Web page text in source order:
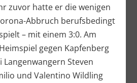
zuvor hatte er die wenigen
Abbruch berufsbedingt
– mit einem 3:0. Am
gegen Kapfenberg
Steven
und Valentino Wildling